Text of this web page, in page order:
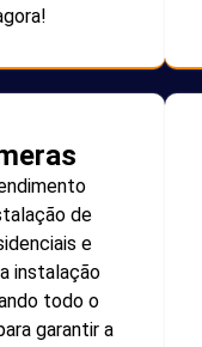
de
e
instalação
todo o
garantir a